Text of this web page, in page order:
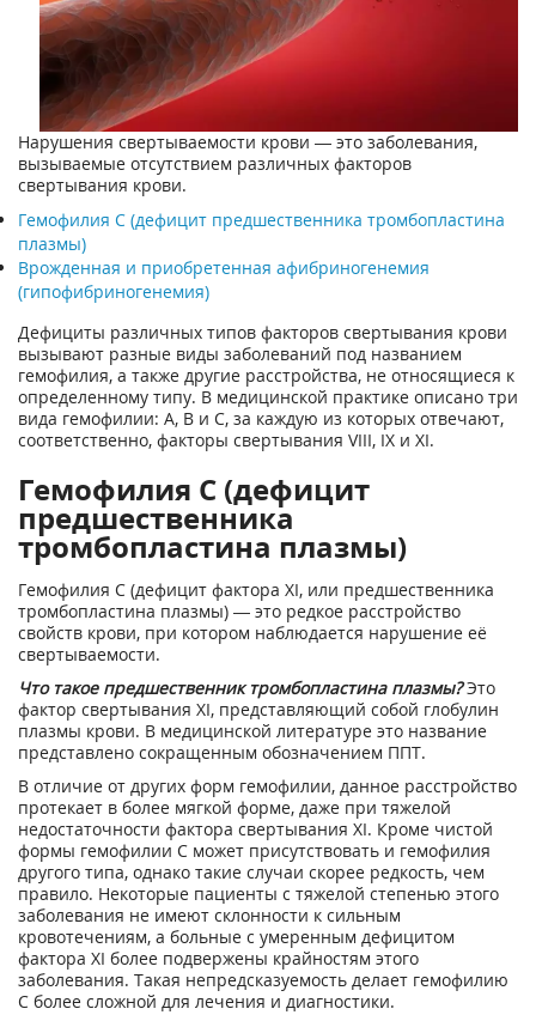
Нарушения свертываемости крови — это заболевания,
вызываемые отсутствием различных факторов
свертывания крови.
Гемофилия С (дефицит предшественника тромбопластина
плазмы)
Врожденная и приобретенная афибриногенемия
(гипофибриногенемия)
Дефициты различных типов факторов свертывания крови
вызывают разные виды заболеваний под названием
гемофилия, а также другие расстройства, не относящиеся к
определенному типу. В медицинской практике описано три
вида гемофилии: А, В и С, за каждую из которых отвечают,
соответственно, факторы свертывания VIII, IX и XI.
Гемофилия С (дефицит
предшественника
тромбопластина плазмы)
Гемофилия С (дефицит фактора XI, или предшественника
тромбопластина плазмы) — это редкое расстройство
свойств крови, при котором наблюдается нарушение её
свертываемости.
Что такое предшественник тромбопластина плазмы?Это
фактор свертывания XI, представляющий собой глобулин
плазмы крови. В медицинской литературе это название
представлено сокращенным обозначением ППТ.
В отличие от других форм гемофилии, данное расстройство
протекает в более мягкой форме, даже при тяжелой
недостаточности фактора свертывания XI. Кроме чистой
формы гемофилии С может присутствовать и гемофилия
другого типа, однако такие случаи скорее редкость, чем
правило. Некоторые пациенты с тяжелой степенью этого
заболевания не имеют склонности к сильным
кровотечениям, а больные с умеренным дефицитом
фактора XI более подвержены крайностям этого
заболевания. Такая непредсказуемость делает гемофилию
С более сложной для лечения и диагностики.